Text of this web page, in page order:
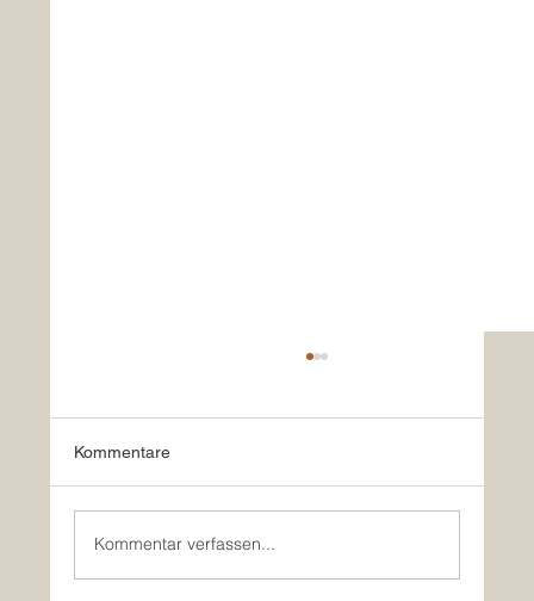
Kommentare
Kommentar verfassen...